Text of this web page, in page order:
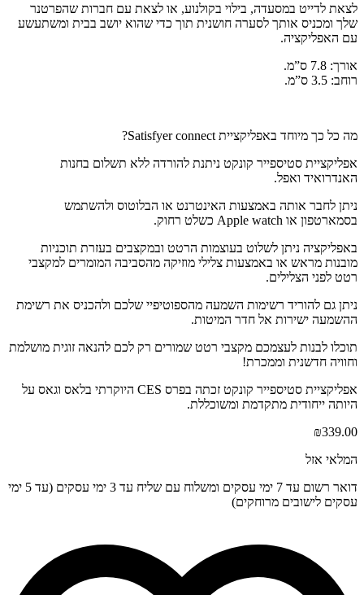
לצאת לדייט במסעדה, בילוי בקולנוע, או לצאת עם חברות שהפרטנר
שלך ומכניס אותך לסערה חושנית תוך כדי שהוא יושב בבית ומשתעשע
עם האפליקציה.
אורך: 7.8 ס”מ.
רוחב: 3.5 ס”מ.
מה כל כך מיוחד באפליקציית Satisfyer connect?
אפליקציית סטיספייר קונקט ניתנת להורדה ללא תשלום בחנות
האנדרואיד ואפל.
ניתן לחבר אותה באמצעות האינטרנט או הבלוטוס ולהשתמש
בסמארטפון או Apple watch כשלט רחוק.
באפליקציה ניתן לשלוט בעוצמות הרטט ובמקצבים בעזרת תוכניות
מובנות מראש או באמצעות צלילי מוזיקה מהסביבה המומרים למקצבי
רטט לפני הצלילים.
ניתן גם להוריד רשימות השמעה מהספוטיפיי שלכם ולהכניס את רשימת
ההשמעה ישירות אל חדר המיטות.
תוכלו לבנות לעצמכם מקצבי רטט שמורים רק לכם להנאה זוגית מושלמת
וחוויה חדשנית וממכרת!
אפליקציית סטיספייר קונקט זכתה בפרס CES היוקרתי בלאס וגאס על
היותה ייחודית מתקדמת ומשוכללת.
₪339.00
המלאי אזל
דואר רשום עד 7 ימי עסקים ומשלוח עם שליח עד 3 ימי עסקים (עד 5 ימי
עסקים לישובים מרוחקים)